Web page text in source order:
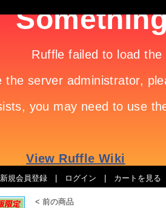
新規会員登録 ログイン カートを見る
< 前の商品